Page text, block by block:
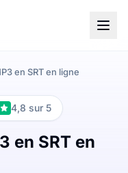
en SRT en ligne
4,8 sur 5
en SRT en